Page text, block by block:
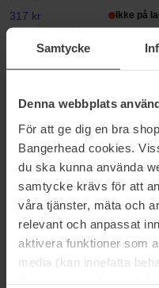
Samtycke
Denna webbplats
För att ge dig en bra
Bangerhead cookies.
du ska kunna använda
samtycke krävs för att
våra tjänster, mäta och
relevant och anpassat
aktivera funktioner som
media (kan innefatta
317 kr
Normalpris 352 kr
Ikke på
300 ml
205 kr
Volume Gluttony Volume
Shampoo
300 ml
205 kr Ikke på